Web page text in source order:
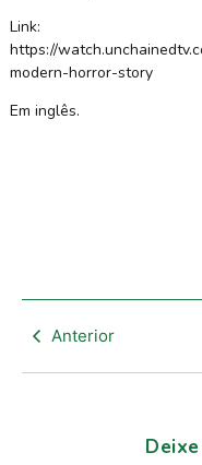
Link:
https://
modern-horror-story
Em inglês.
Anterior